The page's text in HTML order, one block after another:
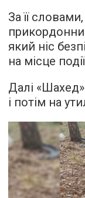
За її
який ніс
на місце
Далі
і потім на